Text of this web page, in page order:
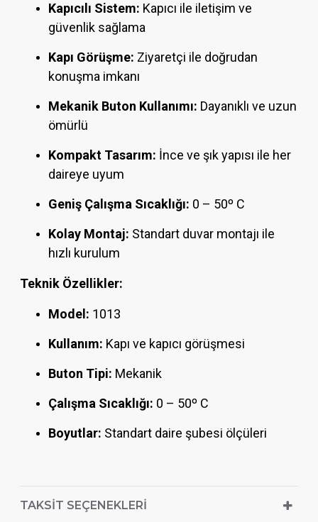
Kapıcılı Sistem: Kapıcı ile iletişim ve
güvenlik sağlama
Kapı Görüşme: Ziyaretçi ile doğrudan
konuşma imkanı
Mekanik Buton Kullanımı: Dayanıklı ve uzun
ömürlü
Kompakt Tasarım: İnce ve şık yapısı ile her
daireye uyum
Geniş Çalışma Sıcaklığı: 0 – 50º C
Kolay Montaj: Standart duvar montajı ile
hızlı kurulum
Teknik Özellikler:
Model: 1013
Kullanım: Kapı ve kapıcı görüşmesi
Buton Tipi: Mekanik
Çalışma Sıcaklığı: 0 – 50º C
Boyutlar: Standart daire şubesi ölçüleri
TAKSIT SEÇENEKLERI